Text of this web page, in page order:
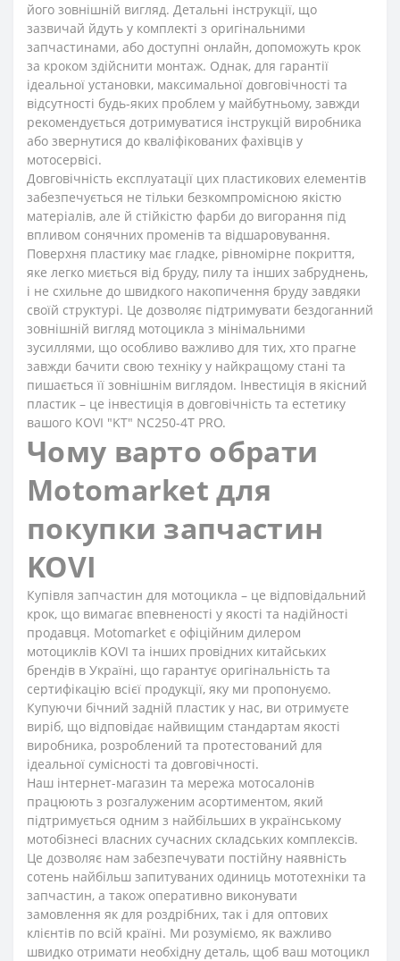
його зовнішній вигляд. Детальні інструкції, що
зазвичай йдуть у комплекті з оригінальними
запчастинами, або доступні онлайн, допоможуть крок
за кроком здійснити монтаж. Однак, для гарантії
ідеальної установки, максимальної довговічності та
відсутності будь-яких проблем у майбутньому, завжди
рекомендується дотримуватися інструкцій виробника
або звернутися до кваліфікованих фахівців у
мотосервісі.
Довговічність експлуатації цих пластикових елементів
забезпечується не тільки безкомпромісною якістю
матеріалів, але й стійкістю фарби до вигорання під
впливом сонячних променів та відшаровування.
Поверхня пластику має гладке, рівномірне покриття,
яке легко миється від бруду, пилу та інших забруднень,
і не схильне до швидкого накопичення бруду завдяки
своїй структурі. Це дозволяє підтримувати бездоганний
зовнішній вигляд мотоцикла з мінімальними
зусиллями, що особливо важливо для тих, хто прагне
завжди бачити свою техніку у найкращому стані та
пишається її зовнішнім виглядом. Інвестиція в якісний
пластик – це інвестиція в довговічність та естетику
вашого KOVI "KT" NC250-4Т PRO.
Чому варто обрати
Motomarket для
покупки запчастин
KOVI
Купівля запчастин для мотоцикла – це відповідальний
крок, що вимагає впевненості у якості та надійності
продавця. Motomarket є офіційним дилером
мотоциклів KOVI та інших провідних китайських
брендів в Україні, що гарантує оригінальність та
сертифікацію всієї продукції, яку ми пропонуємо.
Купуючи бічний задній пластик у нас, ви отримуєте
виріб, що відповідає найвищим стандартам якості
виробника, розроблений та протестований для
ідеальної сумісності та довговічності.
Наш інтернет-магазин та мережа мотосалонів
працюють з розгалуженим асортиментом, який
підтримується одним з найбільших в українському
мотобізнесі власних сучасних складських комплексів.
Це дозволяє нам забезпечувати постійну наявність
сотень найбільш запитуваних одиниць мототехніки та
запчастин, а також оперативно виконувати
замовлення як для роздрібних, так і для оптових
клієнтів по всій країні. Ми розуміємо, як важливо
швидко отримати необхідну деталь, щоб ваш мотоцикл